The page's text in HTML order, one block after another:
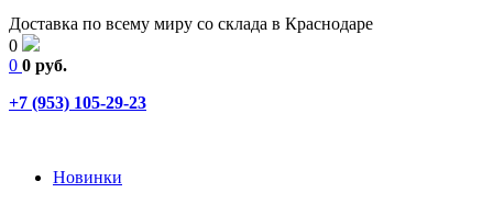
Доставка по всему миру со склада в Краснодаре
0
0 0 руб.
+7 (953) 105-29-23
Новинки